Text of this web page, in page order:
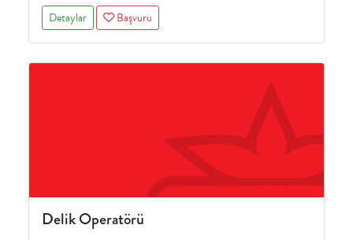
Detaylar Başvuru
Delik Operatörü